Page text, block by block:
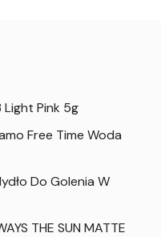
Light Pink 5g
Free Time Woda
Do Golenia W
THE SUN MATTE